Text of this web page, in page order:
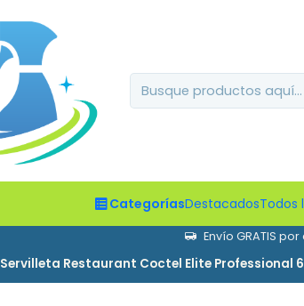
CategoríasDestacadosTodos
Envío GRATIS
Servilleta Restaurant Coctel Elite Professional